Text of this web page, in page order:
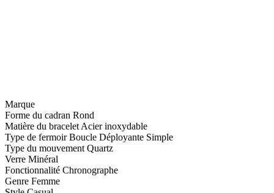
Marque
Forme du cadran Rond
Matière du bracelet Acier inoxydable
Type de fermoir Boucle Déployante Simple
Type du mouvement Quartz
Verre Minéral
Fonctionnalité Chronographe
Genre Femme